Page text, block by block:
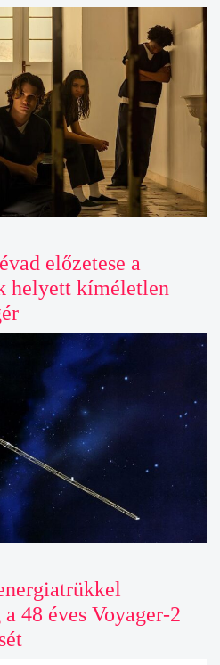
előzetese a
helyett kíméletlen
48 éves Voyager-2